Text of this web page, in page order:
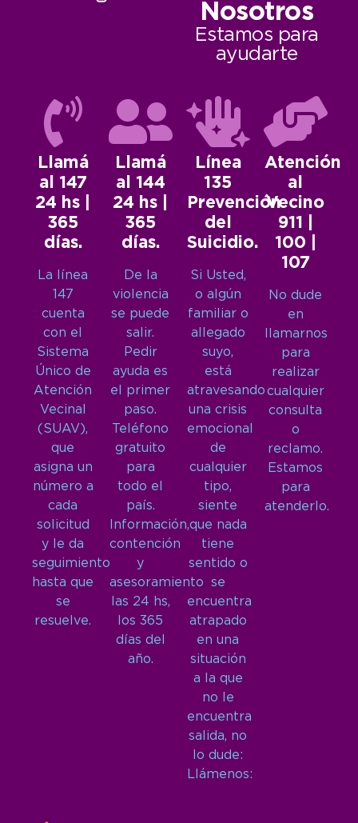
Nosotros
Estamos para
ayudarte
Llamá
al 147
24 hs |
365
días.
La línea
147
cuenta
con el
Sistema
Único de
Atención
Vecinal
(SUAV),
que
asigna un
número a
cada
solicitud
y le da
seguimiento
hasta que
se
resuelve.
Llamá
al 144
24 hs |
365
días.
De la
violencia
se puede
salir.
Pedir
ayuda es
el primer
paso.
Teléfono
gratuito
para
todo el
país.
Información,
contención
y
asesoramiento
las 24 hs,
los 365
días del
año.
Línea
135
Prevención
del
Suicidio.
Si Usted,
o algún
familiar o
allegado
suyo,
está
atravesando
una crisis
emocional
de
cualquier
tipo,
siente
que nada
tiene
sentido o
se
encuentra
atrapado
en una
situación
a la que
no le
encuentra
salida, no
lo dude:
Llámenos:
Atención
al
Vecino
911 |
100 |
107
No dude
en
llamarnos
para
realizar
cualquier
consulta
o
reclamo.
Estamos
para
atenderlo.